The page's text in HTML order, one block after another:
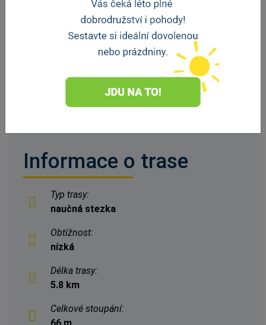
Slatinice
29,
Slatinice
ZOBRAZIT DALŠÍ
Informace o trase
Typ trasy:
naučná stezka
Obtížnost:
nízká
Délka trasy:
5.8 km
Celkové stoupání: